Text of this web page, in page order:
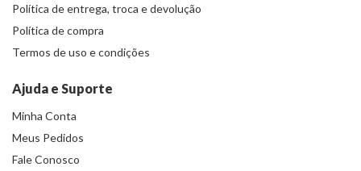
Política de entrega, troca e devolução
Política de compra
Termos de uso e condições
Ajuda e Suporte
Minha Conta
Meus Pedidos
Fale Conosco